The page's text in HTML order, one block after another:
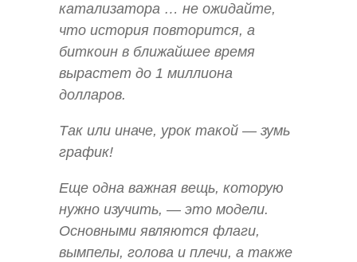
катализатора … не ожидайте,
что история повторится, а
биткоин в ближайшее время
вырастет до 1 миллиона
долларов.
Так или иначе, урок такой — зумь
график!
Еще одна важная вещь, которую
нужно изучить, — это модели.
Основными являются флаги,
вымпелы, голова и плечи, а также